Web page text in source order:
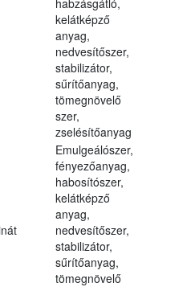
kelátképző
anyag,
nedvesítőszer,
stabilizátor,
sűrítőanyag,
tömegnövelő
szer,
zselésítőanyag
Emulgeálószer,
fényezőanyag,
habosítószer,
kelátképző
anyag,
nedvesítőszer,
stabilizátor,
sűrítőanyag,
tömegnövelő